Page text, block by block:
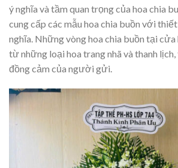
ý nghĩa và tầm quan trọng của hoa chia
cung cấp các mẫu hoa chia buồn với
nghĩa. Những vòng hoa chia buồn tại
từ những loại hoa trang nhã và thanh
đồng cảm của người gửi.